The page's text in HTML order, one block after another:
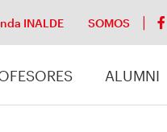
INALDE SOMOS
ALUMNI